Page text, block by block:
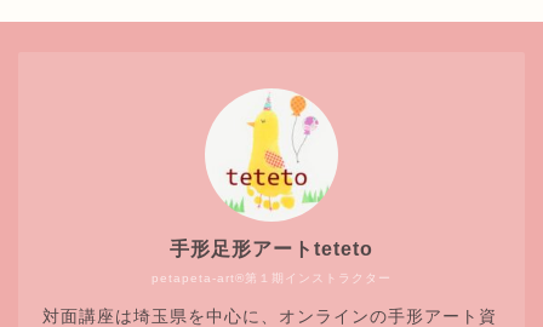
petapeta-art®第１期インストラクター
手形足形アートteteto
対面講座は埼玉県を中心に、オンラインの手形アート資